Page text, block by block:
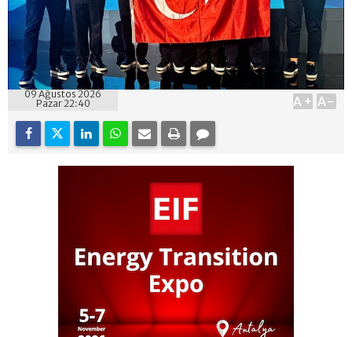
09 Ağustos 2026
Pazar 22:40
A+ A-